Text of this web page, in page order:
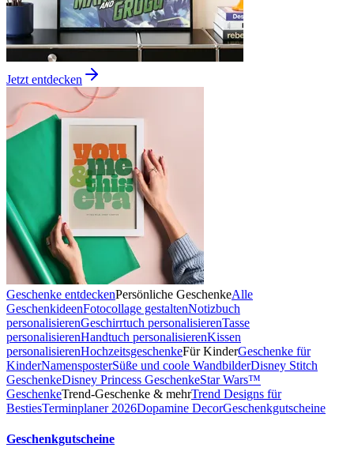
Jetzt entdecken
Geschenke entdeckenPersönliche GeschenkeAlle
GeschenkideenFotocollage gestaltenNotizbuch
personalisierenGeschirrtuch personalisierenTasse
personalisierenHandtuch personalisierenKissen
personalisierenHochzeitsgeschenkeFür KinderGeschenke für
KinderNamensposterSüße und coole WandbilderDisney Stitch
GeschenkeDisney Princess GeschenkeStar Wars™
GeschenkeTrend-Geschenke & mehrTrend Designs für
BestiesTerminplaner 2026Dopamine DecorGeschenkgutscheine
Geschenkgutscheine